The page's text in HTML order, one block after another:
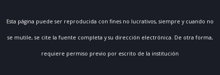
Esta página puede ser reproducida con fines no lucrativos, siempre y cuando no
se mutile, se cite la fuente completa y su dirección electrónica. De otra forma,
requiere permiso previo por escrito de la institución